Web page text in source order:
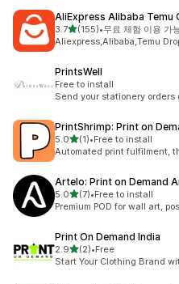
AliExpress Alibaba Temu
3.7별 5개 중
(155)
총 리뷰 155개
•무료 체험 이용 가
Aliexpress,Alibaba,Temu
PrintsWell
Free to install
Send your stationery orders
PrintShrimp: Print on
5.0별 5개 중
(1)
총 리뷰 1개
•Free to install
Automated print fulfilment,
Artelo: Print on Demand
5.0별 5개 중
(7)
총 리뷰 7개
•Free to install
Premium POD for wall art,
Print On Demand India
2.9별 5개 중
(2)
총 리뷰 2개
•Free
Start Your Clothing Brand